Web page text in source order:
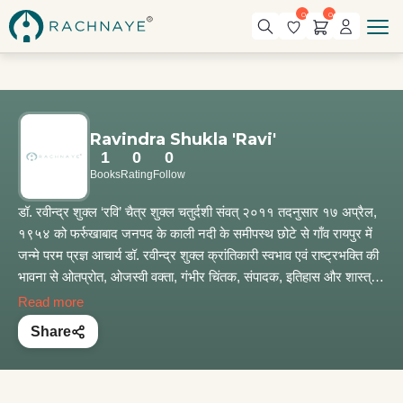
0 0
Ravindra Shukla 'Ravi'
1
Books
0
Rating
0
Follow
डॉ. रवीन्द्र शुक्ल ‘रवि’ चैत्र शुक्ल चतुर्दशी संवत् २०११ तदनुसार १७ अप्रैल,
१९५४ को फर्रुखाबाद जनपद के काली नदी के समीपस्थ छोटे से गाँव रायपुर में
जन्मे परम प्रज्ञ आचार्य डॉ. रवीन्द्र शुक्ल क्रांतिकारी स्वभाव एवं राष्ट्रभक्ति की
भावना से ओतप्रोत, ओजस्वी वक्ता, गंभीर चिंतक, संपादक, इतिहास और शास्त्रों
के गंभीर अध्येता हैं। भारतीय दर्शन पर उनकी अपूर्व पकड़ है। आपातकाल के
दौरान उन्हें लंबे समय तक जेल में रहना पड़ा, उस समय वे मात्र २१ वर्ष के थे।
वह झाँसी से उत्तर प्रदेश विधानसभा के लिए चार बार प्रतिनिधि चुने गए। कृषि
Read more
Share